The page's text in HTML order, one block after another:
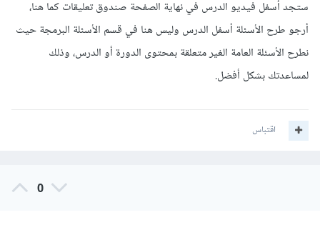
ستجد أسفل فيديو الدرس في نهاية الصفحة صندوق تعليقات كما هنا،
أرجو طرح الأسئلة أسفل الدرس وليس هنا في قسم الأسئلة البرمجة حيث
نطرح الأسئلة العامة الغير متعلقة بمحتوى الدورة أو الدرس، وذلك
لمساعدتك بشكل أفضل.
اقتباس
0